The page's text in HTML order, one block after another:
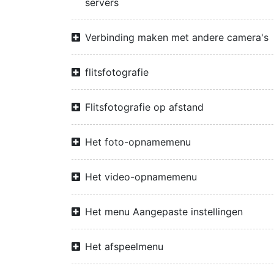
servers
Verbinding maken met andere camera's
flitsfotografie
Flitsfotografie op afstand
Het foto-opnamemenu
Het video-opnamemenu
Het menu Aangepaste instellingen
Het afspeelmenu